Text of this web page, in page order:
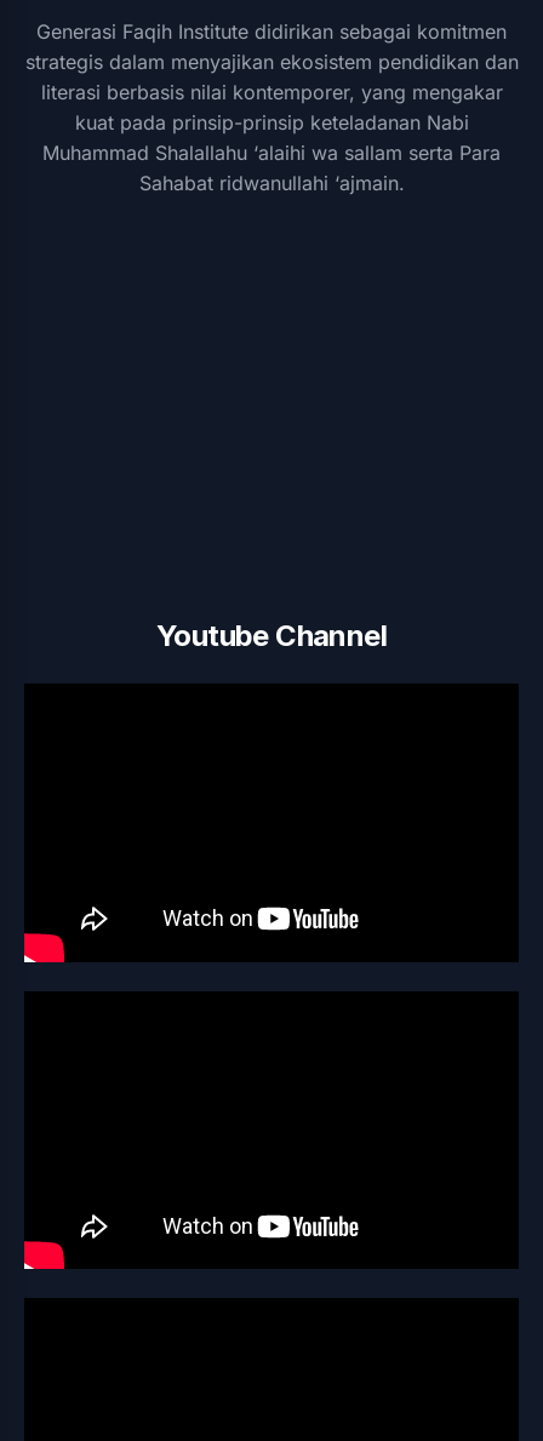
Generasi Faqih Institute didirikan sebagai komitmen
strategis dalam menyajikan ekosistem pendidikan dan
literasi berbasis nilai kontemporer, yang mengakar
kuat pada prinsip-prinsip keteladanan Nabi
Muhammad Shalallahu ‘alaihi wa sallam serta Para
Sahabat ridwanullahi ‘ajmain.
Youtube Channel